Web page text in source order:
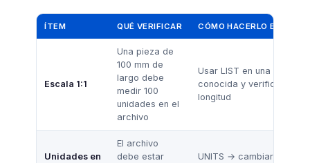
ÍTEM QUÉ VERIFICAR CÓMO HACERLO EN
Escala 1:1
Una pieza de
100 mm de
largo debe
medir 100
unidades en el
archivo
Usar LIST en una línea
conocida y verificar la
longitud
Unidades en
El archivo
debe estar
UNITS → cambiar a